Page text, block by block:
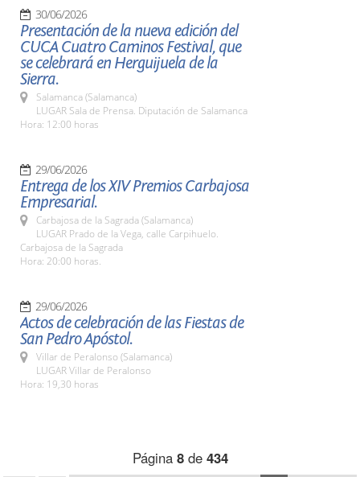
30/06/2026
Presentación de la nueva edición del
CUCA Cuatro Caminos Festival, que
se celebrará en Herguijuela de la
Sierra.
Salamanca (Salamanca)
LUGAR Sala de Prensa. Diputación de Salamanca
Hora: 12:00 horas
29/06/2026
Entrega de los XIV Premios Carbajosa
Empresarial.
Carbajosa de la Sagrada (Salamanca)
LUGAR Prado de la Vega, calle Carpihuelo.
Carbajosa de la Sagrada
Hora: 20:00 horas.
29/06/2026
Actos de celebración de las Fiestas de
San Pedro Apóstol.
Villar de Peralonso (Salamanca)
LUGAR Villar de Peralonso
Hora: 19,30 horas
Página 8de 434